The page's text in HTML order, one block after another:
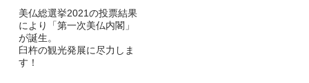
美仏総選挙2021の投票結果
により「第一次美仏内閣」
が誕生。
臼杵の観光発展に尽力しま
す！